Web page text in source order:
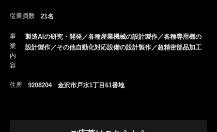
従業員数 21名
事
業
内
容
製造AIの研究・開発／各種産業機械の設計製作／各種専用機の
設計製作／その他自動化対応設備の設計製作／超精密部品加工
住所 9208204 金沢市戸水1丁目61番地